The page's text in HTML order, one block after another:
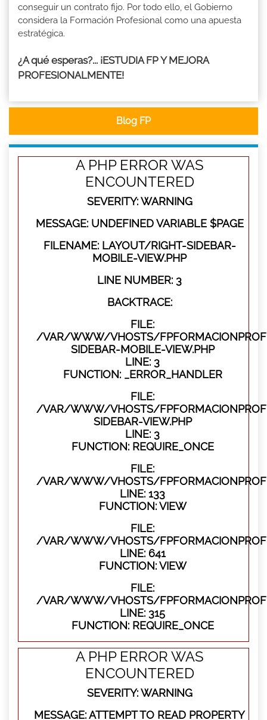
conseguir un contrato fijo. Por todo ello, el Gobierno
considera la Formación Profesional como una apuesta
estratégica.
¿A qué esperas?... ¡ESTUDIA FP Y MEJORA
PROFESIONALMENTE!
Blog FP
A PHP ERROR WAS
ENCOUNTERED
SEVERITY: WARNING
MESSAGE: UNDEFINED VARIABLE $PAGE
FILENAME: LAYOUT/RIGHT-SIDEBAR-
MOBILE-VIEW.PHP
LINE NUMBER: 3
BACKTRACE:
FILE:
/VAR/WWW/VHOSTS/
SIDEBAR-MOBILE-VIEW.PHP
LINE: 3
FUNCTION: _ERROR_HANDLER
FILE:
/VAR/WWW/VHOSTS/
SIDEBAR-VIEW.PHP
LINE: 3
FUNCTION: REQUIRE_ONCE
FILE:
/VAR/WWW/VHOSTS/
LINE: 133
FUNCTION: VIEW
FILE:
/VAR/WWW/VHOSTS/
LINE: 641
FUNCTION: VIEW
FILE:
/VAR/WWW/VHOSTS/
LINE: 315
FUNCTION: REQUIRE_ONCE
A PHP ERROR WAS
ENCOUNTERED
SEVERITY: WARNING
MESSAGE: ATTEMPT TO READ PROPERTY